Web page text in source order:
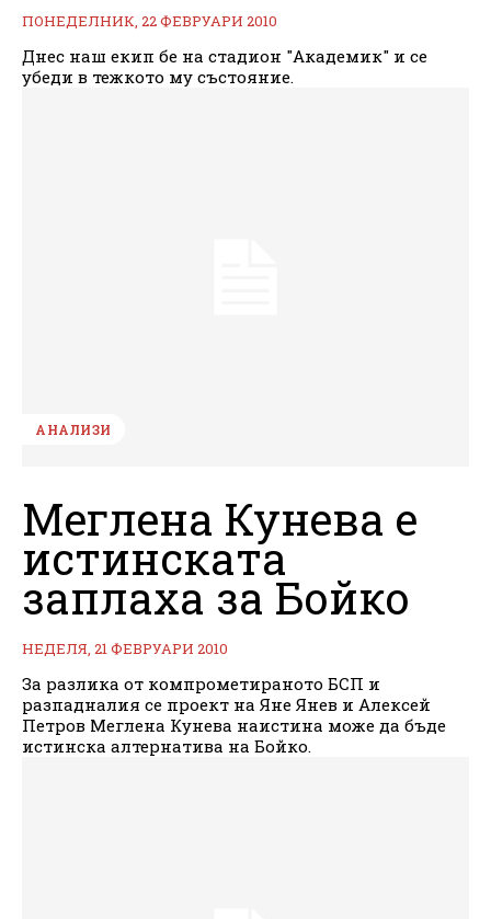
ПОНЕДЕЛНИК, 22 ФЕВРУАРИ 2010
Днес наш екип бе на стадион "Академик" и се
убеди в тежкото му състояние.
АНАЛИЗИ
Меглена Кунева е
истинската
заплаха за Бойко
НЕДЕЛЯ, 21 ФЕВРУАРИ 2010
За разлика от компрометираното БСП и
разпадналия се проект на Яне Янев и Алексей
Петров Меглена Кунева наистина може да бъде
истинска алтернатива на Бойко.